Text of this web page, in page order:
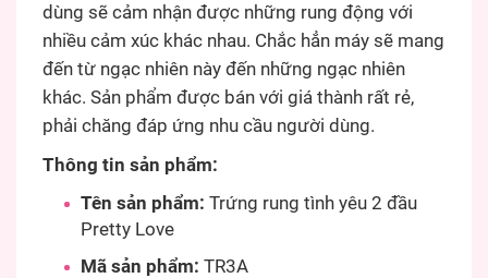
dùng sẽ cảm nhận được những rung động với
nhiều cảm xúc khác nhau. Chắc hẳn máy sẽ mang
đến từ ngạc nhiên này đến những ngạc nhiên
khác. Sản phẩm được bán với giá thành rất rẻ,
phải chăng đáp ứng nhu cầu người dùng.
Thông tin sản phẩm:
Tên sản phẩm: Trứng rung tình yêu 2 đầu
Pretty Love
Mã sản phẩm: TR3A